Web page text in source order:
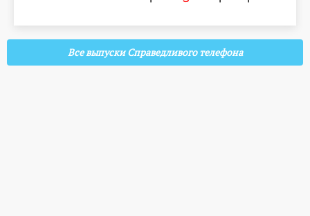
Все выпуски Справедливого телефона